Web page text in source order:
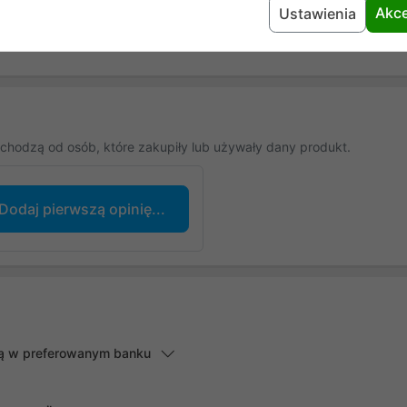
od osób, które zakupiły lub używały dany produkt.
Dodaj pierwszą opinię...
w preferowanym banku
Ustawienia